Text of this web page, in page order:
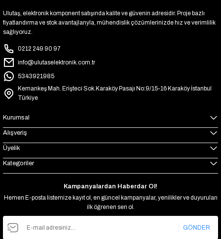
Ulutaş, elektronik komponent satışında kalite ve güvenin adresidir. Proje bazlı
fiyatlandırma ve stok avantajlarıyla, mühendislik çözümlerinizde hız ve verimlilik
sağlıyoruz.
0212 249 90 97
info@ulutaselektronik.com.tr
5343921985
Kemankeş Mah. Erişteci Sok.Karaköy Pasajı No:9/15-16 Karaköy İstanbul
Türkiye
Kurumsal
Alışveriş
Üyelik
Kategoriler
Kampanyalardan Haberdar Ol!
Hemen E-posta listemize kayıt ol, en güncel kampanyalar, yenilikler ve duyuruları
ilk öğrenen sen ol.
GÖNDER